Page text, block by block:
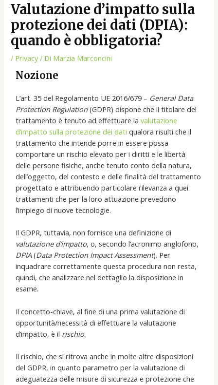
Valutazione d’impatto sulla
protezione dei dati (DPIA):
quando è obbligatoria?
/ Privacy / Di Marzia Marconcini
Nozione
L’art. 35 del Regolamento UE 2016/679 – General Data
Protection Regulation (GDPR) dispone che il titolare del
trattamento è tenuto ad effettuare lavalutazione
d’impatto sulla protezione dei dati qualora risulti che il
trattamento che intende porre in essere possa
comportare un rischio elevato per i diritti e le libertà
delle persone fisiche, anche tenuto conto della natura,
dell’oggetto, del contesto e delle finalità del trattamento
progettato e attribuendo particolare rilevanza a quei
trattamenti che per la loro attuazione prevedono
l’impiego di nuove tecnologie.
Il GDPR, tuttavia, non fornisce una definizione di
valutazione d’impatto, o, secondo l’acronimo anglofono,
DPIA(Data Protection Impact Assessment). Per
inquadrare correttamente questa procedura non resta,
quindi, che analizzare nel dettaglio la disposizione in
esame.
Il concetto-chiave, al fine di una prima valutazione di
opportunità/necessità di effettuare la valutazione
d’impatto, è il rischio.
Il rischio, che si ritrova anche in molte altre disposizioni
del GDPR, in quanto parametro per la valutazione di
adeguatezza delle misure di sicurezza e protezione che